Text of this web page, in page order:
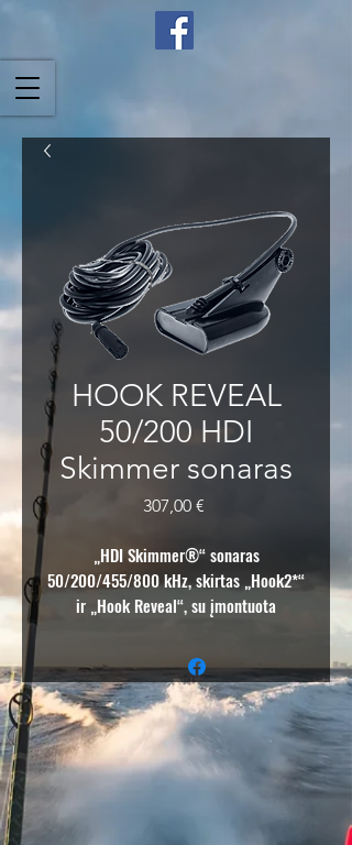
HOOK REVEAL
50/200 HDI
Skimmer sonaras
307,00 €Price
„HDI Skimmer®“ sonaras
50/200/455/800 kHz, skirtas „Hook2*“
ir „Hook Reveal“, su įmontuota
pėdų). Jungtis: 8 kontaktų
tvirtinimas. (*50kHz / vidutinio CHIRP
dažnio parinktys „Hook2“
nepasiekiamos)
Hibridinis dvigubo vaizdavimo ™ (HDI)
sonaras (50/200/455/800) - dviejų